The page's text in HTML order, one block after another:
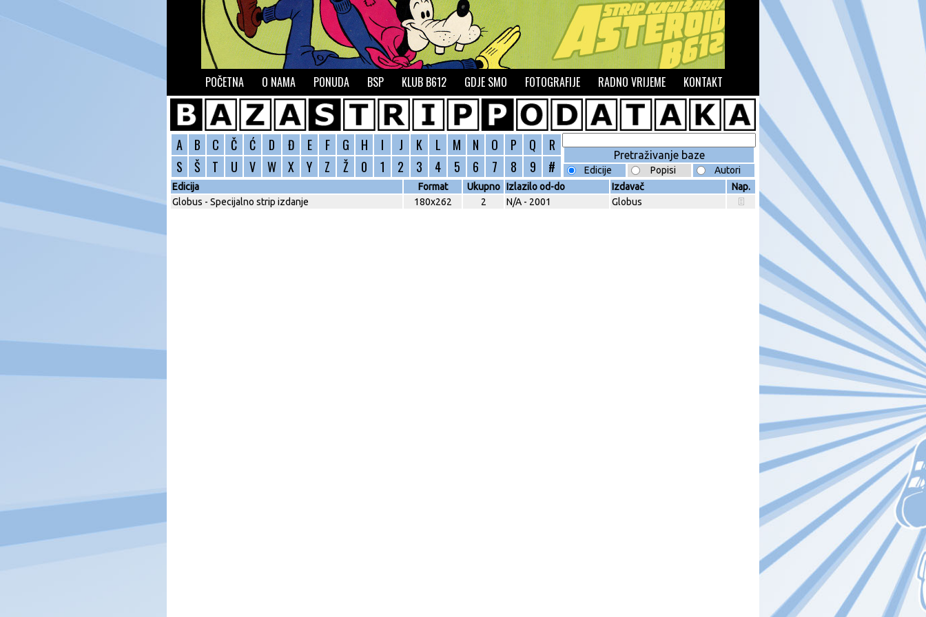
POČETNA O NAMA PONUDA BSP KLUB B612 GDJE SMO FOTOGRAFIJE RADNO VRIJEME KONTAKT
A B C Č Ć D Đ E F G H I J K L M N O P Q
R
S
Š T U V W X Y Z Ž 0 1 2 3 4 5 6 7 8 9 # Edicije Popisi
Autori
Edicija
Format Ukupno Izlazilo od-do Izdavač
Nap.
Globus - Specijalno strip izdanje
180x262 2 N/A - 2001 Globus